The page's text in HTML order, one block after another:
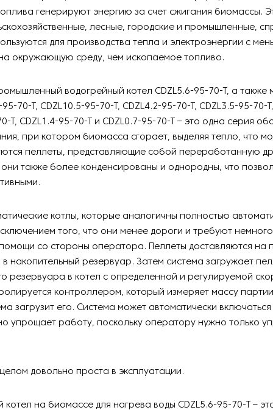
генерируют энергию за счет сжигания биомассы.
лесные, городские и промышленные,
для производства тепла и электроэнергии с
окружающую среду, чем ископаемое топливо.
водогрейный котел CDZL5.6-95-70-T, а также
95-70-T, CDZL10.5-95-70-T, CDZL4.2-95-70-T, CDZL3.5-95-70-
T, CDZL1.4-95-70-T и CDZL0.7-95-70-T – это одна серия
при котором биомасса сгорает, выделяя тепло, что
пеллеты, представляющие собой переработанную
также более конденсированы и однородны, что
котлы, которые аналогичны полностью
того, что они менее дороги и требуют
со стороны оператора. Пеллеты доставляются на
накопительный резервуар. Затем система загружает
резервуара в котел с определенной и регулируемой
контроллером, который измеряет массу
загрузит его. Система может автоматически
упрощает работу, поскольку оператору нужно только
довольно проста в эксплуатации.
на биомассе для нагрева воды CDZL5.6-95-70-T –